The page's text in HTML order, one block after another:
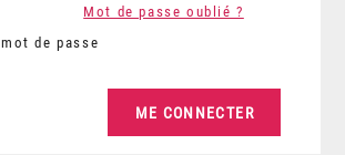
mot de passe
Mot de passe oublié ?